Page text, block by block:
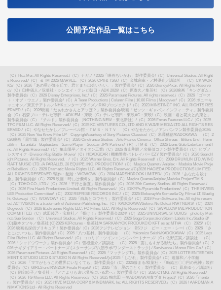
公開予定作品一覧はこちら
（C）Hua Mei. All Rights Reserved./ （C）ナガノ / 2026「映画ちいかわ」製作委員会/ （C）Universal Studios. All Right
s Reserved./ （C） & TM 2026 MARVEL. （C）2026 CPII & TSG./ （C）金城宗幸・ノ村優介／講談社 （C）CK WOR
KS/ （C）2026「あの星が降る丘で、君とまた出会いたい。」製作委員会/ （C）2026 Disney/Pixar. All Rights Reserve
d./ （C）臼井儀人／双葉社・シンエイ・テレビ朝日・ADK 2026/ （C）原泰久／集英社 （C）2026映画「キングダム」
製作委員会/ （C）2026 Disney Enterprises, Inc./ （C）2026 Paramount Pictures. All rights reserved./ （C）2026「ゴース
ト・オブ・ウエノ」製作委員会/ （C）A Team Productions | Column Film | 10.80 Films | Macgyver/ （C）2026 ポニーキ
ャニオン／東京テアトル／NHKエンタープライズ／RIKIプロジェクト / （C）2023 MINSTINCT INC. ALL RIGHTS RES
ERVED./ （C）2026映画「だぁれかさんとアソぼ？」製作委員会/映画「ゼッツ・ギャバン インフィニティ」製作委員
会（C）石森プロ・テレビ朝日・ADK EM・東映（C）テレビ朝日・東映AG・東映/ （C）映画「君と花火と約束と」
製作委員会/ （C）『チルド』製作委員会 （NOTHING NEW・東北新社） / （C）2026 Focus Features LLC./ （C）2025
TPC FILM LLC. All Rights Reserved./ （C）2025 KC VENTURES CO., LTD AND K WAVE MEDIA LTD ALL RIGHTS RES
ERVED./ （C）やなせたかし／フレーベル館・ＴＭＳ・ＮＴＶ （C）やなせたかし／アンパンマン製作委員会2026/
（C）2025 Now You Know Film LP Copyright/courtesy of Sony Pictures Classics/ （C）米澤穂信/KADOKAWA （C）2
026映画「黒牢城」製作委員会/ （C）2026 Cinefrance Studios - Arte France Cinema - Office Shirous - Bitters End - Heim
atfilm - Tarantula - Gapbusters - Same Player - Soudain JPN Partners/ （R）, TM & （C） 2026 Lions Gate Entertainment I
nc. All Rights Reserved./ （C）亀山陽平／タイタン工業 / （C）2026 青山剛昌／名探偵コナン製作委員会/ （C）ヒプノ
シスマイク -Division Rap Battle- Movie/ （C）HEADGEAR / 機動警察パトレイバー EZY 製作委員会/ （C）2026 Searchl
ight Pictures. All Rights Reserved. / （C）2025 Warner Bros. Ent. All Rights Reserved/ （C）2009 DRUMLIN LTD./WINC
RAFT MUSIC LTD. /A PARALLEL 28 EQUIPE, INC. PRODUCTION/ （C）Magica Quartet / Aniplex・Madoka Movie Proje
ct Rebellion/ （C）2026 Dramatic Movie Rights LLC. All Rights Reserved./(C)2026 HACIEDA PRODUCTIONS LIMITED.
ALL RIGHTS RESERVED./製作・配給：WOWOW/ （C）2004 MARSHBROOK LIMITED/ （C）2026「あなたを殺す
旅」製作委員会/ （C）2026 映画「時には懺悔を」製作委員会/ （C）Magica Quartet/Aniplex,Madoka Project/TM &
（C）TOHO CO., LTD./ （C）2026「平行と垂直」製作委員会/ （C）2026 20th Century Studios. All Rights Reserved./
（C）2026 Fire Hawk Productions Limited. All Rights Reserved./ （C）IDKYPs./Pyramide Productions/ （C）THE INVISIB
LES Production Committee/ （C）2002 REPRISE RECORDS INC./ （C）2025 Elokuvayh/o Komee4a Oy, Filmai LT, Bluelig
ht, Getaway/ （C）WOWOW/ （C）2026「白鳥とコウモリ」製作委員会/ （C）2019 FromSoftware, Inc. All rights reserv
ed. ACTIVISION is a trademark of Activision Publishing, Inc.（C）KADOKAWA/Sekiro: No Defeat PARTNERS/ （C）2024
Dogwoof/ （C）2026 Backrooms Rights LLC, PC Films, LLC. All Rights Reserved./ （C）SWALLOWTAIL PRODUCTION
COMMITTEE/ （C）武田綾乃・宝島社／『響け！』製作委員会2024/ （C）2025 UNIVERSAL STUDIOS photo by Meli
nda Sue Gordon （C）Universal Studios. All Rights Reserved./ （C）2026 Gaga Corporation/Storm Labels Inc./Studio i3/
(C)藤本タツキ／集英社 (C)2026 K2Pictures・集英社/A SARKANYOK PRODUKCIO KFT es az MTVA （C） 2025/ （C）
2026 映画名探偵プリキュア！製作委員会/ （C）2026フジテレビジョン BSフジ ビー・エー・シー/ （C）2026 「さ
とこはいつも」製作委員会/ （C）2026「八つ墓村」製作委員会 （C）Yokomizo Seishi/KADOKAWA/ （C）2025 Legs
Film Rights LLC. All Rights Reserved./ （C）コロリド・ツインエンジンパートナーズ/ （C）佐野広実／講談社 （C）
2026「シャドウワーク」製作委員会/ （C）曽根圭介／講談社 （C）2026「藁にもすがる獣たち」製作委員会/ （C）2
026 ナギダイアリー・パートナーズ (スターサンズ/八朔ラボ/ワンダーストラック) / Survivance / Momo Film Co./ （C）
2026 Paramount Pictures. All Rights Reserved./ （C）2026『マッチングTL』製作委員会/ （C）2025 LOTTE ENTERTAIN
MENT & STUDIO LICO & STUDIO N All Rights Reserved./(c)2025「しびれ」製作委員会/ （C）遠藤和／小学館
（C）2026 「ママがもうこの世界にいなくても」製作委員会/ （C）2026藤まる/双葉社・「時給三〇〇円の死神」製作
委員会/ （C）GIRLS und PANZER Finale Projekt/ （C）2026「汝、星のごとく」製作委員会 （C）凪良ゆう／講談社/
（C）阿部暁子／集英社・『どこよりも遠い場所にいる君へ』製作委員会/ （C）2026 CTMG. All Rights Reserved./
（C）2026 TG Movie LLC. All Rights Reserved./ （C）2025 鴨志田 一/KADOKAWA/青ブタ Project/ （C）2026「mento
r」製作委員会/ （C）2025 HIVE MEDIA CORP & MINDMARK, Inc ALL RIGHTS RESERVED./ （C）2026 / AARDMAN A
NIMATIONS Ltd - All Rights Reserved